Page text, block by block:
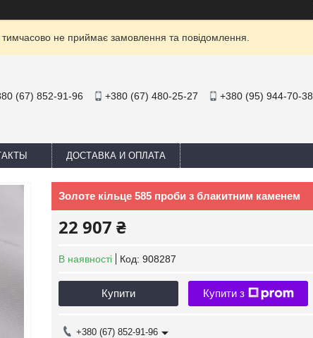
тимчасово не приймає замовлення та повідомлення.
(67) 852-91-96 +380 (67) 480-25-27 +380 (95) 944-70-38
ДОСТАВКА И ОПЛАТА
Золоте кільце 585 проби з блакитним каменем
22 907 ₴
В наявності Код: 908287
Купити Купити з
+380 (67) 852-91-96